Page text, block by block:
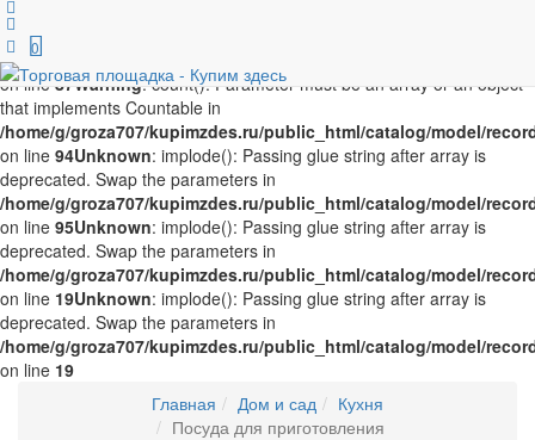
Unknown
Swap the parameters in
/home/g/groza707/kupimzdes.ru/public_html/catalog/model/
on line87Warning: count(): Parameter must be an array or an object
that implements Countable in
/home/g/groza707/kupimzdes.ru/public_html/catalog/model/
on line 94Unknown: implode(): Passing glue string after array is
deprecated. Swap the parameters in
/home/g/groza707/kupimzdes.ru/public_html/catalog/model/
on line 95Unknown: implode(): Passing glue string after array is
deprecated. Swap the parameters in
/home/g/groza707/kupimzdes.ru/public_html/catalog/model/
on line 19Unknown: implode(): Passing glue string after array is
deprecated. Swap the parameters in
/home/g/groza707/kupimzdes.ru/public_html/catalog/model/
on line 19
0
Главная Дом и сад
Кухня
Посуда для приготовления